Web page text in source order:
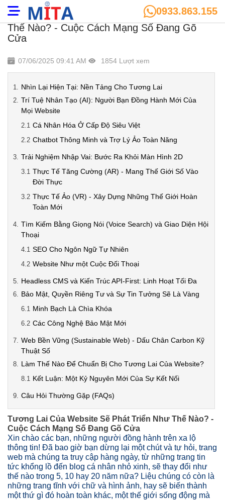
0933.863.155
Tương Lai Của Website Sẽ Phát Triển Như
Thế Nào? - Cuộc Cách Mạng Số Đang Gõ
Cửa
07/06/2025 09:41 AM 1854 Lượt xem
Nhìn Lại Hiện Tại: Nền Tảng Cho Tương Lai
Trí Tuệ Nhân Tạo (AI): Người Bạn Đồng Hành Mới Của
Mọi Website
Cá Nhân Hóa Ở Cấp Độ Siêu Việt
Chatbot Thông Minh và Trợ Lý Ảo Toàn Năng
Trải Nghiệm Nhập Vai: Bước Ra Khỏi Màn Hình 2D
Thực Tế Tăng Cường (AR) - Mang Thế Giới Số Vào
Đời Thực
Thực Tế Ảo (VR) - Xây Dựng Những Thế Giới Hoàn
Toàn Mới
Tìm Kiếm Bằng Giọng Nói (Voice Search) và Giao Diện Hội
Thoại
SEO Cho Ngôn Ngữ Tự Nhiên
Website Như một Cuộc Đối Thoại
Headless CMS và Kiến Trúc API-First: Linh Hoạt Tối Đa
Bảo Mật, Quyền Riêng Tư và Sự Tin Tưởng Sẽ Là Vàng
Minh Bạch Là Chìa Khóa
Các Công Nghệ Bảo Mật Mới
Web Bền Vững (Sustainable Web) - Dấu Chân Carbon Kỹ
Thuật Số
Làm Thế Nào Để Chuẩn Bị Cho Tương Lai Của Website?
Kết Luận: Một Kỷ Nguyên Mới Của Sự Kết Nối
Câu Hỏi Thường Gặp (FAQs)
Tương Lai Của Website Sẽ Phát Triển Như Thế Nào? -
Cuộc Cách Mạng Số Đang Gõ Cửa
Xin chào các bạn, những người đồng hành trên xa lộ
thông tin! Đã bao giờ bạn dừng lại một chút và tự hỏi, trang
web mà chúng ta truy cập hàng ngày, từ những trang tin
tức khổng lồ đến blog cá nhân nhỏ xinh, sẽ thay đổi như
thế nào trong 5, 10 hay 20 năm nữa? Liệu chúng có còn là
những trang tĩnh với chữ và hình ảnh, hay sẽ biến thành
một thứ gì đó hoàn toàn khác, một thế giới sống động mà